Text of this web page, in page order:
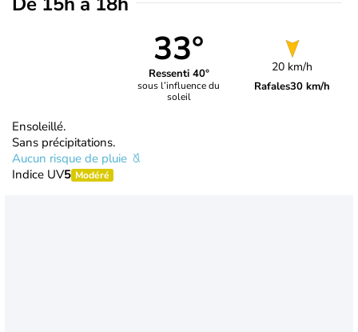
33°
Ressenti 40°
sous l’influence du
soleil
20 km/h
Rafales30 km/h
Ensoleillé.
Sans précipitations.
Aucun risque de pluie
Indice UV5 Modéré